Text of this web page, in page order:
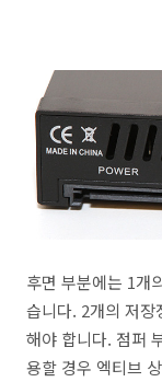
후면 부분에는 1개
습니다. 2개의 저장
해야 합니다. 점퍼
용할 경우 엑티브